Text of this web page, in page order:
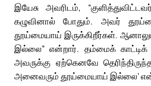
இயேசு அவரிடம்,
கழுவினால் போதும். அவர்
தூய்மையாய் இருக்கிறீர்கள்.
இல்லை” என்றார். தம்மைக்
அவருக்கு ஏற்கெனவே
அனைவரும் தூய்மையாய் இல்லை’